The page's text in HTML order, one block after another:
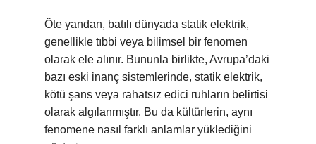
Öte yandan, batılı dünyada statik elektrik,
genellikle tıbbi veya bilimsel bir fenomen
olarak ele alınır. Bununla birlikte, Avrupa’daki
bazı eski inanç sistemlerinde, statik elektrik,
kötü şans veya rahatsız edici ruhların belirtisi
olarak algılanmıştır. Bu da kültürlerin, aynı
fenomene nasıl farklı anlamlar yüklediğini